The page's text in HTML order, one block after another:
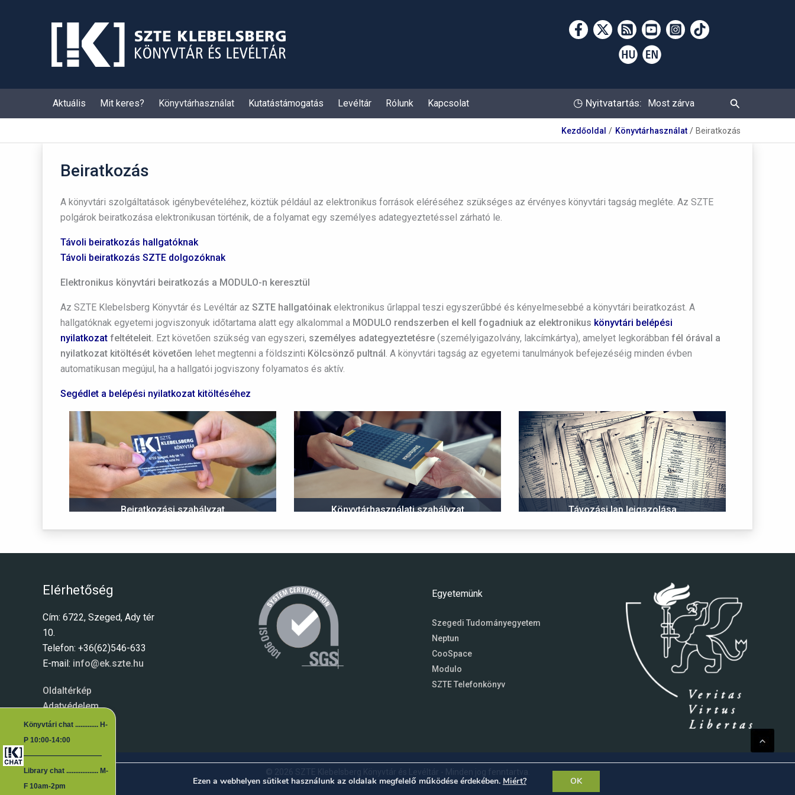
Könyvtári chat ............. H-
P 10:00-14:00
―――――――――――
Library chat .................. M-
F 10am-2pm
Aktuális Mit keres? Könyvtárhasználat Kutatástámogatás Levéltár Rólunk Kapcsolat ◷ Nyitvatartás: Most zárva Keresés
Kezdőoldal Könyvtárhasználat Beiratkozás
Beiratkozás
A könyvtári szolgáltatások igénybevételéhez, köztük például az elektronikus források eléréséhez szükséges az érvényes könyvtári tagság megléte. Az SZTE
polgárok beiratkozása elektronikusan történik, de a folyamat egy személyes adategyeztetéssel zárható le.
Távoli beiratkozás hallgatóknak
Távoli beiratkozás SZTE dolgozóknak
Elektronikus könyvtári beiratkozás a MODULO-n keresztül
Az SZTE Klebelsberg Könyvtár és Levéltár az SZTE hallgatóinak elektronikus űrlappal teszi egyszerűbbé és kényelmesebbé a könyvtári beiratkozást. A
hallgatóknak egyetemi jogviszonyuk időtartama alatt egy alkalommal a MODULO rendszerben el kell fogadniuk az elektronikus könyvtári belépési
nyilatkozat feltételeit. Ezt követően szükség van egyszeri, személyes adategyeztetésre (személyigazolvány, lakcímkártya), amelyet legkorábban fél órával a
nyilatkozat kitöltését követően lehet megtenni a földszinti Kölcsönző pultnál. A könyvtári tagság az egyetemi tanulmányok befejezéséig minden évben
automatikusan megújul, ha a hallgatói jogviszony folyamatos és aktív.
Segédlet a belépési nyilatkozat kitöltéséhez
Beiratkozási szabályzat Könyvtárhasználati szabályzat Távozási lap leigazolása
Elérhetőség
Cím: 6722, Szeged, Ady tér
10.
Telefon: +36(62)546-633
E-mail: info@ek.szte.hu
Oldaltérkép
Adatvédelem
Egyetemünk
Szegedi Tudományegyetem
Neptun
CooSpace
Modulo
SZTE Telefonkönyv
Ezen a webhelyen sütiket használunk az oldalak megfelelő működése érdekében. Miért? OK